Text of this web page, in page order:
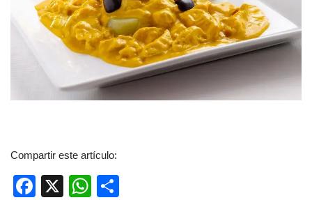
Compartir este artículo:
F
X
W